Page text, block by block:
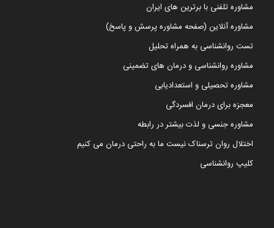
مشاوره تلفنی با برترین های ایران
مشاوره آنلاین (صفحه مشاوره پرسش و پاسخ)
تست روانشناسی به همراه تحلیل
مشاوره روانشناسی و درمان های تضمینی
مشاوره تحصیلی و استعدادیابی
معجزه برای درمان افسردگی
مشاوره جنسی و لذت بیشتر در رابطه
اختلال روان ترسناک نیست ما به راحتی درمان می کنیم
کلیپ روانشناسی